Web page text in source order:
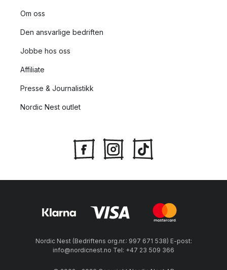
Om oss
Den ansvarlige bedriften
Jobbe hos oss
Affiliate
Presse & Journalistikk
Nordic Nest outlet
Nordic Nest (Bedriftens org.nr.: 997 671 538) E-post:
info@nordicnest.no Tel: +47 23 509 366